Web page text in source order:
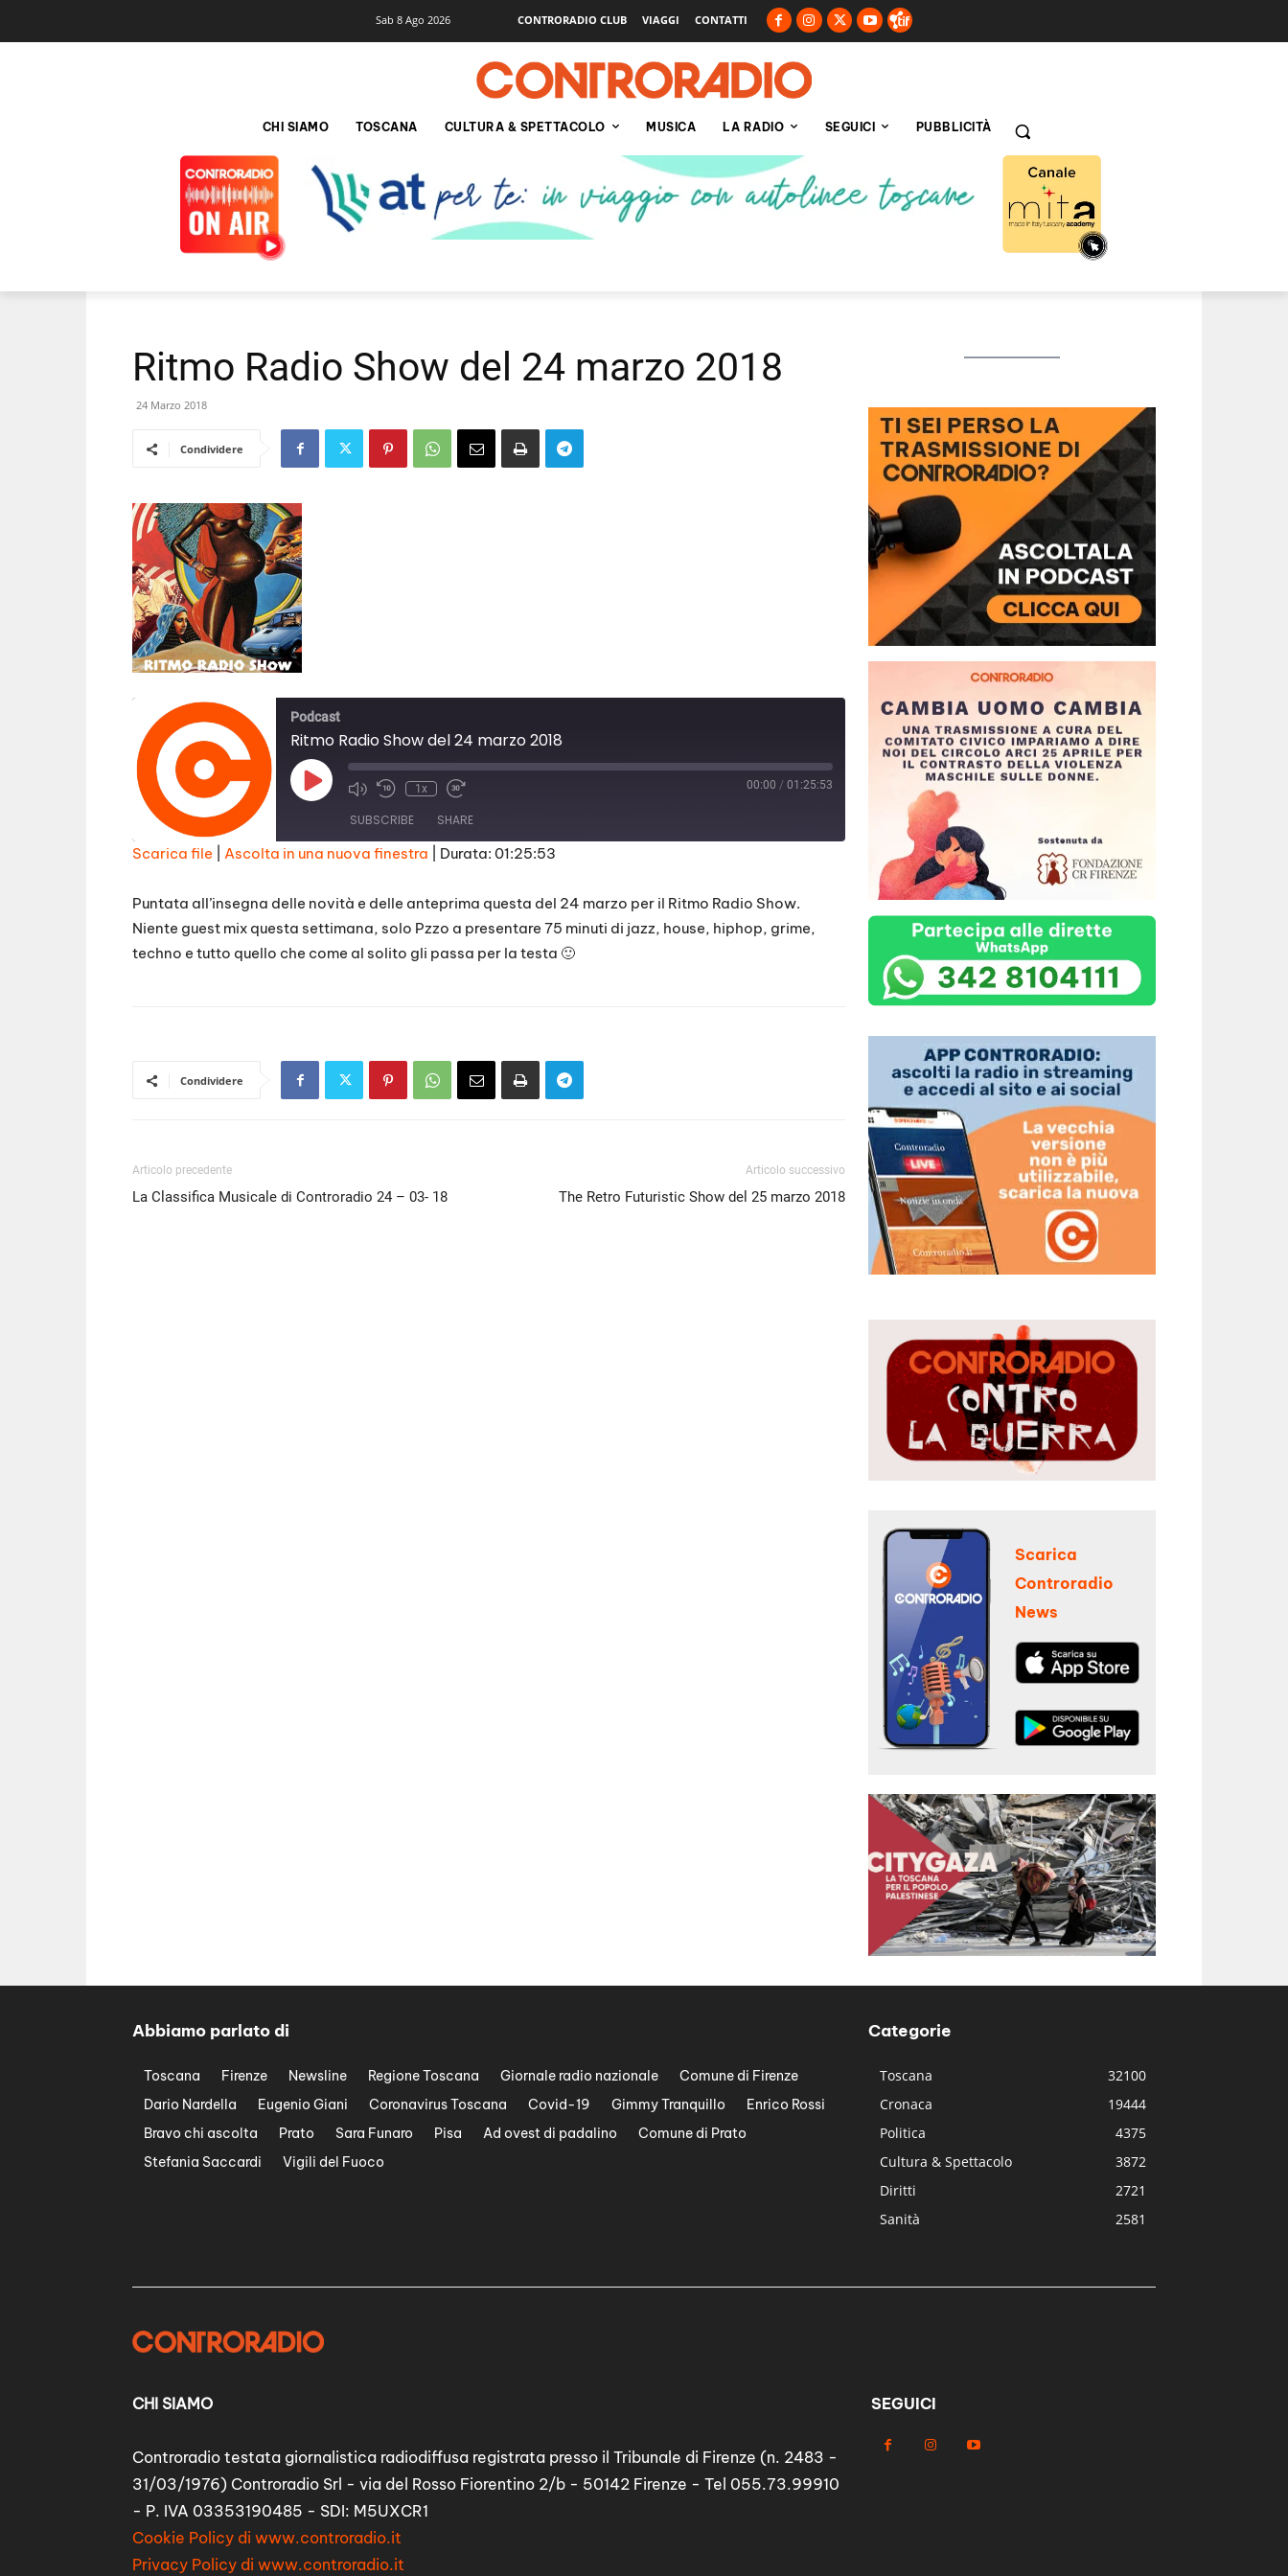
Sab 8 Ago 2026 CONTRORADIO CLUB VIAGGI CONTATTI
CHI SIAMO TOSCANA CULTURA & SPETTACOLO MUSICA LA RADIO SEGUICI PUBBLICITÀ
Ritmo Radio Show del 24 marzo 2018
24 Marzo 2018
Condividere
Podcast
Ritmo Radio Show del 24 marzo 2018
Play
Episode
1x 00:00 / 01:25:53
SUBSCRIBE SHARE
RSS FEED
LINK
EMBED
Scarica file Ascolta in una nuova finestra Durata: 01:25:53
Puntata all’insegna delle novità e delle anteprima questa del 24 marzo per il Ritmo Radio Show.
Niente guest mix questa settimana, solo Pzzo a presentare 75 minuti di jazz, house, hiphop, grime,
techno e tutto quello che come al solito gli passa per la testa 🙂
Condividere
Articolo precedente
La Classifica Musicale di Controradio 24 – 03- 18
Articolo successivo
The Retro Futuristic Show del 25 marzo 2018
Scarica
Controradio
News
Abbiamo parlato di
Toscana Firenze Newsline Regione Toscana Giornale radio nazionale
Comune di Firenze
Dario Nardella
Eugenio Giani Coronavirus Toscana Covid-19 Gimmy Tranquillo
Enrico Rossi
Bravo chi ascolta
Prato Sara Funaro Pisa Ad ovest di padalino
Comune di Prato
Stefania Saccardi
Vigili del Fuoco
Categorie
Toscana
32100
Cronaca
19444
Politica
4375
Cultura & Spettacolo
3872
Diritti
2721
Sanità
2581
CHI SIAMO
Controradio testata giornalistica radiodiffusa registrata presso il Tribunale di Firenze (n. 2483 -
31/03/1976) Controradio Srl - via del Rosso Fiorentino 2/b - 50142 Firenze - Tel 055.73.99910
- P. IVA 03353190485 - SDI: M5UXCR1
Cookie Policy di www.controradio.it
Privacy Policy di www.controradio.it
SEGUICI